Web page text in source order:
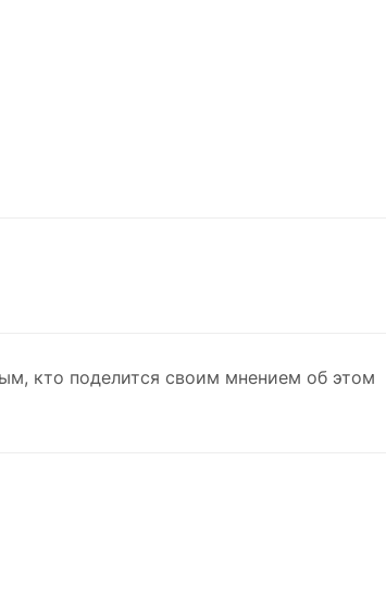
кто поделится своим мнением об этом